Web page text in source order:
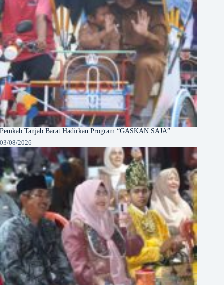
Pemkab Tanjab Barat Hadirkan Program “GASKAN SAJA”
03/08/2026